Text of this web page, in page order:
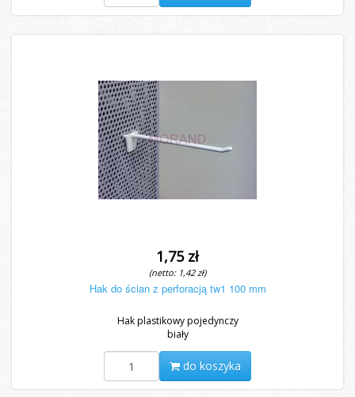
1,75 zł
(netto: 1,42 zł)
Hak do ścian z perforacją tw1 100 mm
Hak plastikowy pojedynczy
biały
do koszyka